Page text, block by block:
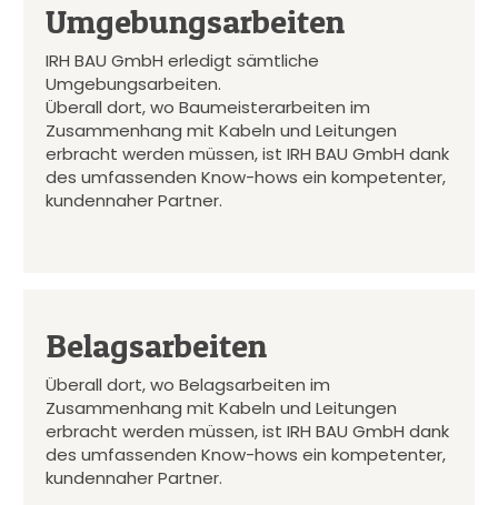
Umgebungsarbeiten
IRH BAU GmbH erledigt sämtliche
Umgebungsarbeiten.
Überall dort, wo Baumeisterarbeiten im
Zusammenhang mit Kabeln und Leitungen
erbracht werden müssen, ist IRH BAU GmbH dank
des umfassenden Know-hows ein kompetenter,
kundennaher Partner.
Belagsarbeiten
Überall dort, wo Belagsarbeiten im
Zusammenhang mit Kabeln und Leitungen
erbracht werden müssen, ist IRH BAU GmbH dank
des umfassenden Know-hows ein kompetenter,
kundennaher Partner.